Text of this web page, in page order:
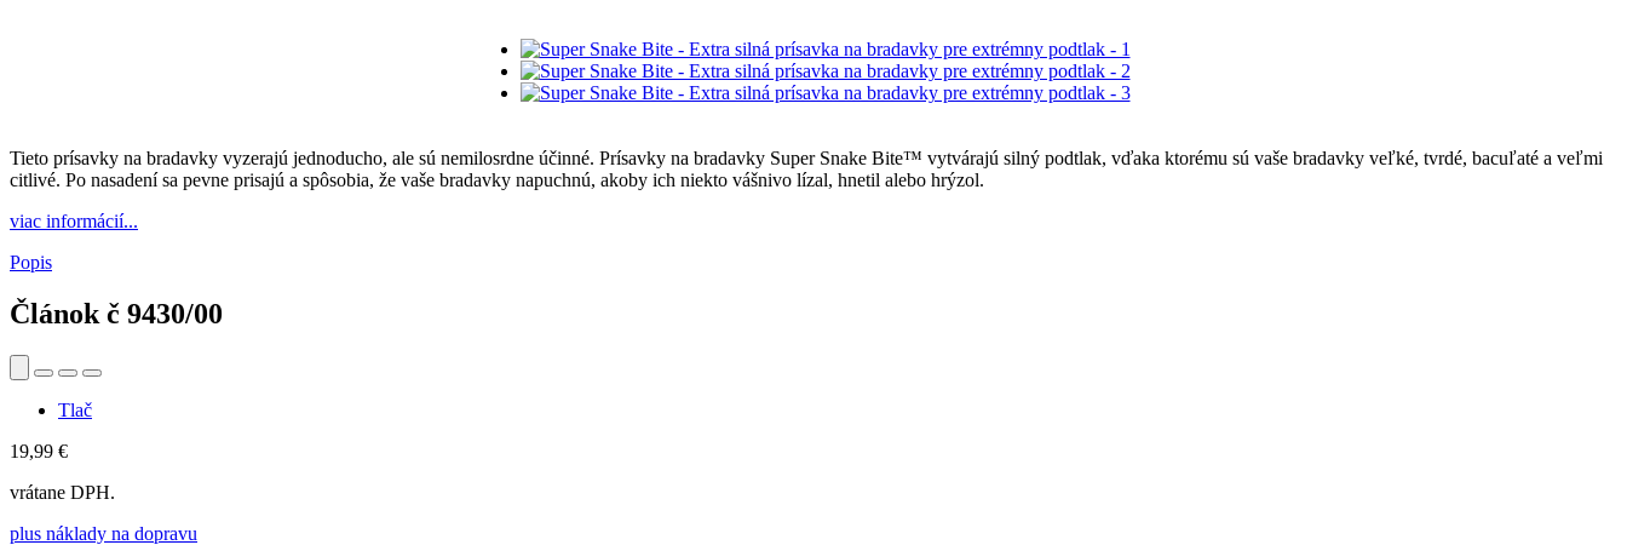
Tieto prísavky na bradavky vyzerajú jednoducho, ale sú nemilosrdne účinné. Prísavky na bradavky Super Snake Bite™ vytvárajú silný podtlak, vďaka ktorému sú vaše bradavky veľké, tvrdé, bacuľaté a veľmi
citlivé. Po nasadení sa pevne prisajú a spôsobia, že vaše bradavky napuchnú, akoby ich niekto vášnivo lízal, hnetil alebo hrýzol.
viac informácií...
Popis
Článok č 9430/00
Tlač
19,99 €
vrátane DPH.
plus náklady na dopravu